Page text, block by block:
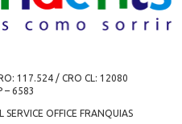
117.524 / CRO CL: 12080
– 6583
OFFICE FRANQUIAS